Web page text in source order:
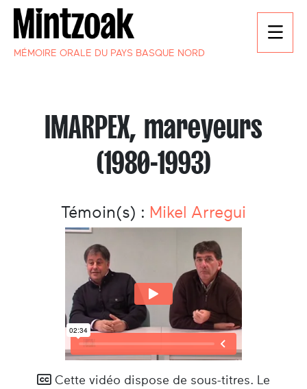
MÉMOIRE ORALE DU PAYS BASQUE NORD
IMARPEX, mareyeurs
(1980-1993)
Témoin(s) : Mikel Arregui
Cette vidéo dispose de sous-titres. Le